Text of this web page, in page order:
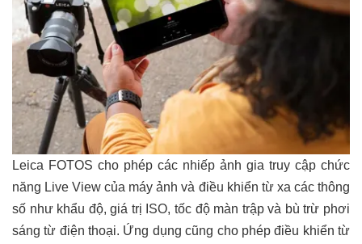
Leica FOTOS cho phép các nhiếp ảnh gia truy cập chức
năng Live View của máy ảnh và điều khiển từ xa các thông
số như khẩu độ, giá trị ISO, tốc độ màn trập và bù trừ phơi
sáng từ điện thoại. Ứng dụng cũng cho phép điều khiển từ